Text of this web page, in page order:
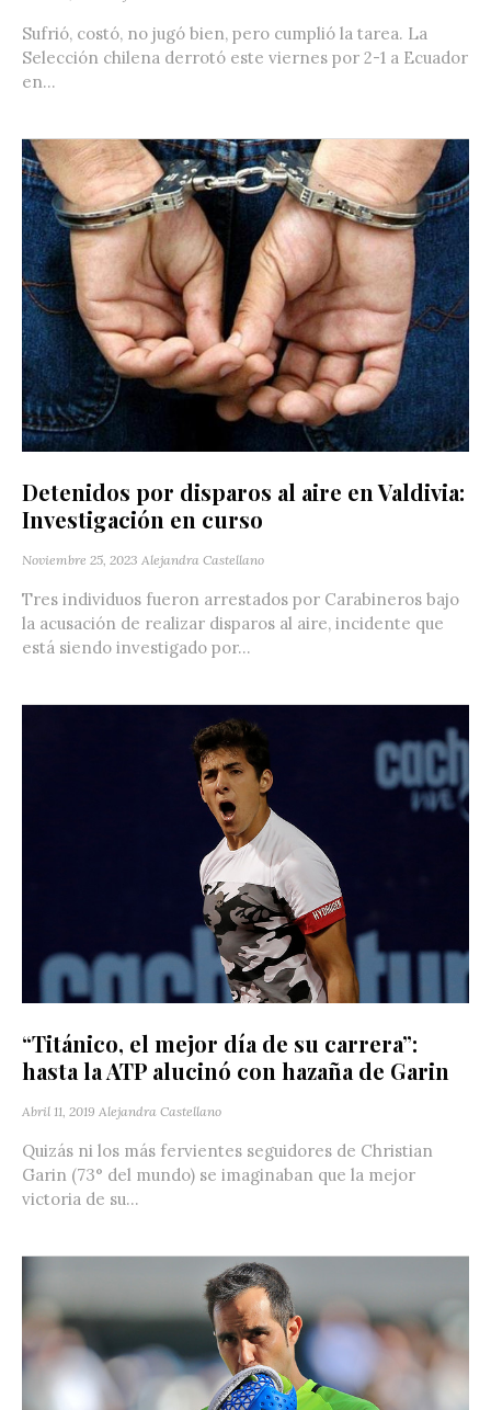
Sufrió, costó, no jugó bien, pero cumplió la tarea. La
Selección chilena derrotó este viernes por 2-1 a Ecuador
en...
Detenidos por disparos al aire en Valdivia:
Investigación en curso
Noviembre 25, 2023 Alejandra Castellano
Tres individuos fueron arrestados por Carabineros bajo
la acusación de realizar disparos al aire, incidente que
está siendo investigado por...
“Titánico, el mejor día de su carrera”:
hasta la ATP alucinó con hazaña de Garin
Abril 11, 2019 Alejandra Castellano
Quizás ni los más fervientes seguidores de Christian
Garin (73° del mundo) se imaginaban que la mejor
victoria de su...